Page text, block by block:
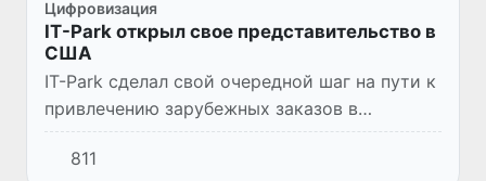
Цифровизация
IT-Park открыл свое представительство в
США
IT-Park сделал свой очередной шаг на пути к
привлечению зарубежных заказов в
Узбекистан – зарегистрировал свое
представительство в США, штате Делавэр.
811